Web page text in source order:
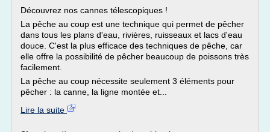
Découvrez nos cannes télescopiques !
La pêche au coup est une technique qui permet de pêcher
dans tous les plans d'eau, rivières, ruisseaux et lacs d'eau
douce. C'est la plus efficace des techniques de pêche, car
elle offre la possibilité de pêcher beaucoup de poissons très
facilement.
La pêche au coup nécessite seulement 3 éléments pour
pêcher : la canne, la ligne montée et...
Lire la suite